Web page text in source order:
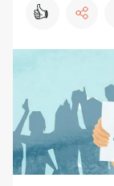
👍